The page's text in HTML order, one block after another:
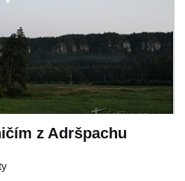
z Adršpachu